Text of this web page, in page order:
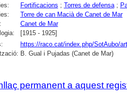
Fortificacions ; Torres de defensa;
Torre de can Macià de Canet de Mar
Canet de Mar
[1915 - 1925]
https://raco.cat/index.php/SotAubo/
B. Gual i Pujadas (Canet de Mar)
permanent a aquest